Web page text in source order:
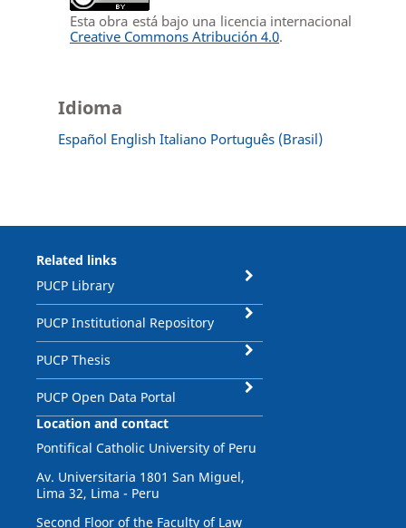
Esta obra está bajo una licencia internacional
Creative Commons Atribución 4.0.
Idioma
Español English Italiano Português (Brasil)
Related links
PUCP Library
PUCP Institutional Repository
PUCP Thesis
PUCP Open Data Portal
Location and contact
Pontifical Catholic University of Peru
Av. Universitaria 1801 San Miguel,
Lima 32, Lima - Peru
Second Floor of the Faculty of Law